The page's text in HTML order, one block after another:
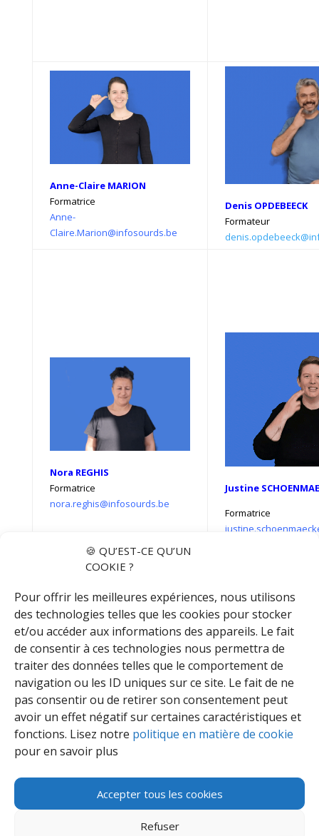
🍪 QU’EST-CE QU’UN
COOKIE ?
Pour offrir les meilleures expériences, nous utilisons
des technologies telles que les cookies pour stocker
et/ou accéder aux informations des appareils. Le fait
de consentir à ces technologies nous permettra de
traiter des données telles que le comportement de
navigation ou les ID uniques sur ce site. Le fait de ne
pas consentir ou de retirer son consentement peut
avoir un effet négatif sur certaines caractéristiques et
fonctions. Lisez notre politique en matière de cookie
pour en savoir plus
Accepter tous les cookies
Refuser
Anne-Claire MARION
Formatrice
Anne-
Claire.Marion@infosourds.be
Denis OPDEBEECK
Formateur
Nora REGHIS
Formatrice
nora.reghis@infosourds.be
Justine
Formatrice
Organe d’Administration :
Jean-Louis HAZARD, Président
Marie-Sophie VAN DEN ABEELE, Vice-Présidente
Simon DE BROUWER, Trésorier
Martine FRAITURE, Secrétaire
Stéphanie MELKEBEKE, Administratrice